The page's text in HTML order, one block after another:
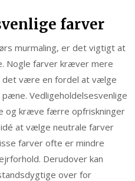
farver
murmaling, er det vigtigt at
Nogle farver kræver mere
det være en fordel at vælge
Vedligeholdelsesvenlige
og kræve færre opfriskninger
at vælge neutrale farver
farver ofte er mindre
Derudover kan
over for